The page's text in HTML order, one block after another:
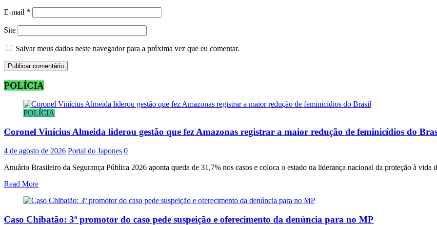
E-mail *
Site
Salvar meus dados neste navegador para a próxima vez que eu comentar.
POLÍCIA
POLÍCIA
Coronel Vinícius Almeida liderou gestão que fez Amazonas registrar a maior redução de feminicídios do
4 de agosto de 2026 Portal do Japones 0
Anuário Brasileiro da Segurança Pública 2026 aponta queda de 31,7% nos casos e coloca o estado na liderança nacional da proteção à vida
Read More
Caso Chibatão: 3º promotor do caso pede suspeição e oferecimento da denúncia para no MP